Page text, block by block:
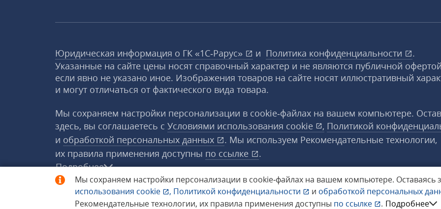
Мы сохраняем настройки персонализации в cookie‑файлах на вашем компьютере. Оставаясь
использования cookie , Политикой конфиденциальности и обработкой персональных
Рекомендательные технологии, их правила применения доступны по ссылке . Подробнее
Юридическая информация о ГК «1С‑Рарус» и Политика конфиденциальности
.
Указанные на сайте цены носят справочный характер и не являются публичной
если явно не указано иное. Изображения товаров на сайте носят иллюстративный
и могут отличаться от фактического вида товара.
Мы сохраняем настройки персонализации в cookie‑файлах на вашем компьютере.
здесь, вы соглашаетесь с Условиями использования cookie , Политикой
и обработкой персональных данных
. Мы используем Рекомендательные технологии,
их правила применения доступны по ссылке
.
Подробнее
© 1998−2026 «1С‑Рарус» ®. Все права защищены.